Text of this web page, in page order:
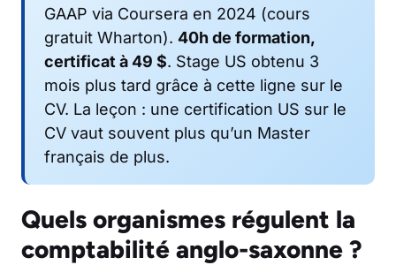
GAAP via Coursera en 2024 (cours
gratuit Wharton). 40h de formation,
certificat à 49 $. Stage US obtenu 3
mois plus tard grâce à cette ligne sur le
CV. La leçon : une certification US sur le
CV vaut souvent plus qu’un Master
français de plus.
Quels organismes régulent la
comptabilité anglo-saxonne ?